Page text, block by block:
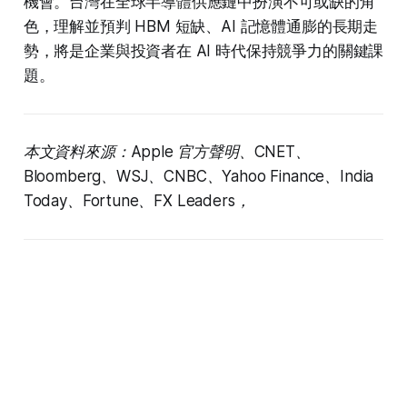
色，理解並預判 HBM 短缺、AI 記憶體通膨的長期走
勢，將是企業與投資者在 AI 時代保持競爭力的關鍵課
題。
本文資料來源：Apple 官方聲明、CNET、
Bloomberg、WSJ、CNBC、Yahoo Finance、India
Today、Fortune、FX Leaders，